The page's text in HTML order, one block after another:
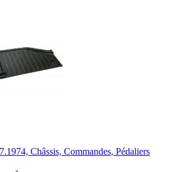
Châssis, Commandes, Pédaliers